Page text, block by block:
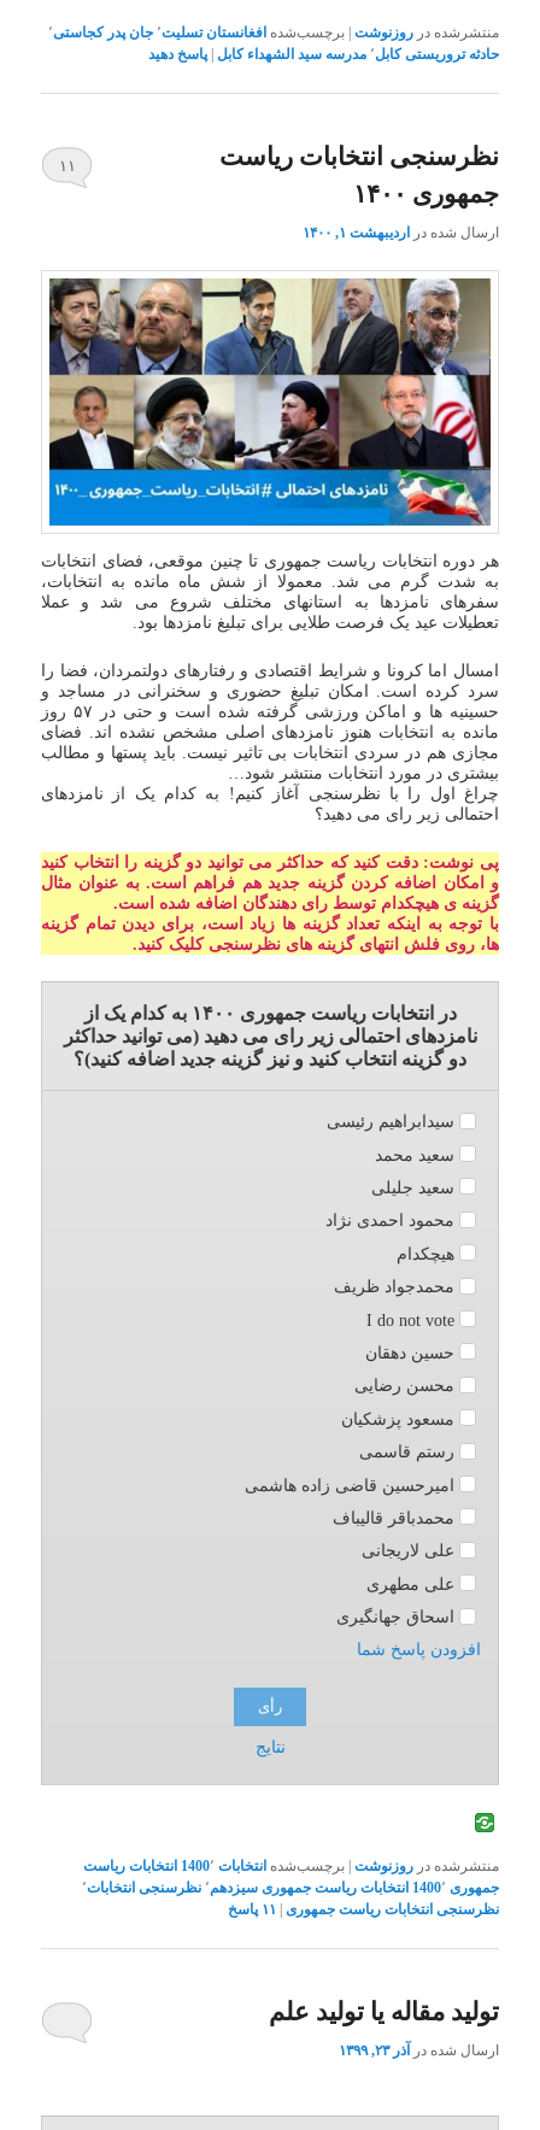
منتشرشده در روزنوشت |برچسب‌شده افغانستان تسلیت٬ جان پدر کجاستی٬
حادثه تروریستی کابل٬ مدرسه سید الشهداء کابل |پاسخ دهید
نظرسنجی انتخابات ریاست
جمهوری ۱۴۰۰
ارسال شده دراردیبهشت ۱, ۱۴۰۰
۱۱
هر دوره انتخابات ریاست جمهوری تا چنین موقعی، فضای انتخابات
به شدت گرم می شد. معمولا از شش ماه مانده به انتخابات،
سفرهای نامزدها به استانهای مختلف شروع می شد و عملا
تعطیلات عید یک فرصت طلایی برای تبلیغ نامزدها بود.
امسال اما کرونا و شرایط اقتصادی و رفتارهای دولتمردان، فضا را
سرد کرده است. امکان تبلیغ حضوری و سخنرانی در مساجد و
حسینیه ها و اماکن ورزشی گرفته شده است و حتی در ۵۷ روز
مانده به انتخابات هنوز نامزدهای اصلی مشخص نشده اند. فضای
مجازی هم در سردی انتخابات بی تاثیر نیست. باید پستها و مطالب
بیشتری در مورد انتخابات منتشر شود…
چراغ اول را با نظرسنجی آغاز کنیم! به کدام یک از نامزدهای
احتمالی زیر رای می دهید؟
پی نوشت: دقت کنید که حداکثر می توانید دو گزینه را انتخاب کنید
و امکان اضافه کردن گزینه جدید هم فراهم است. به عنوان مثال
گزینه ی هیچکدام توسط رای دهندگان اضافه شده است.
با توجه به اینکه تعداد گزینه ها زیاد است، برای دیدن تمام گزینه
ها، روی فلش انتهای گزینه های نظرسنجی کلیک کنید.
در انتخابات ریاست جمهوری ۱۴۰۰ به کدام یک از
نامزدهای احتمالی زیر رای می دهید (می توانید حداکثر
دو گزینه انتخاب کنید و نیز گزینه جدید اضافه کنید)؟
سیدابراهیم رئیسی
سعید محمد
سعید جلیلی
محمود احمدی نژاد
هیچکدام
محمدجواد ظریف
I do not vote
حسین دهقان
محسن رضایی
مسعود پزشکیان
رستم قاسمی
امیرحسین قاضی زاده هاشمی
محمدباقر قالیباف
علی لاریجانی
علی مطهری
اسحاق جهانگیری
افزودن پاسخ شما
نتایج
منتشرشده در روزنوشت |برچسب‌شده انتخابات 1400 ٬
انتخابات ریاست
جمهوری 1400 ٬ انتخابات ریاست جمهوری سیزدهم٬ نظرسنجی انتخابات٬
نظرسنجی انتخابات ریاست جمهوری
۱۱ پاسخ
تولید مقاله یا تولید علم
ارسال شده درآذر ۲۳, ۱۳۹۹